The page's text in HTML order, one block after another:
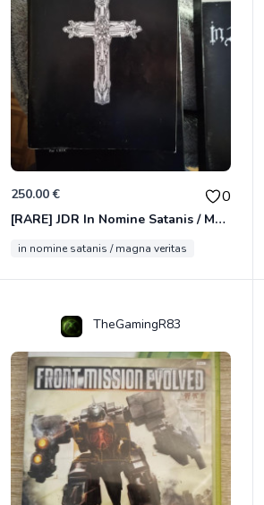
250.00 € 0
[RARE] JDR In Nomine Satanis / Magna Veritas – 1ère Édition BOÎTE (DOS BLANC, 1989) - CROC / Siroz
in nomine satanis / magna veritas
TheGamingR83